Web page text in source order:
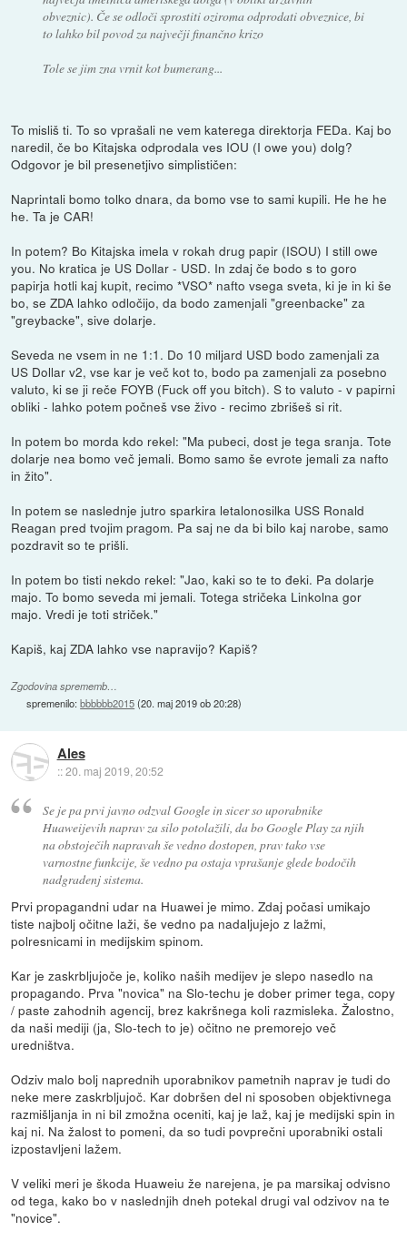
obveznic). Če se odloči sprostiti oziroma odprodati obveznice, bi
to lahko bil povod za največji finančno krizo
Tole se jim zna vrnit kot bumerang...
To misliš ti. To so vprašali ne vem katerega direktorja FEDa. Kaj bo
naredil, če bo Kitajska odprodala ves IOU (I owe you) dolg?
Odgovor je bil presenetjivo simplističen:
Naprintali bomo tolko dnara, da bomo vse to sami kupili. He he he
he. Ta je CAR!
In potem? Bo Kitajska imela v rokah drug papir (ISOU) I still owe
you. No kratica je US Dollar - USD. In zdaj če bodo s to goro
papirja hotli kaj kupit, recimo *VSO* nafto vsega sveta, ki je in ki še
bo, se ZDA lahko odločijo, da bodo zamenjali "greenbacke" za
"greybacke", sive dolarje.
Seveda ne vsem in ne 1:1. Do 10 miljard USD bodo zamenjali za
US Dollar v2, vse kar je več kot to, bodo pa zamenjali za posebno
valuto, ki se ji reče FOYB (Fuck off you bitch). S to valuto - v papirni
obliki - lahko potem počneš vse živo - recimo zbrišeš si rit.
In potem bo morda kdo rekel: "Ma pubeci, dost je tega sranja. Tote
dolarje nea bomo več jemali. Bomo samo še evrote jemali za nafto
in žito".
In potem se naslednje jutro sparkira letalonosilka USS Ronald
Reagan pred tvojim pragom. Pa saj ne da bi bilo kaj narobe, samo
pozdravit so te prišli.
In potem bo tisti nekdo rekel: "Jao, kaki so te to đeki. Pa dolarje
majo. To bomo seveda mi jemali. Totega stričeka Linkolna gor
majo. Vredi je toti striček."
Kapiš, kaj ZDA lahko vse napravijo? Kapiš?
Zgodovina sprememb…
spremenilo:bbbbbb2015(20. maj 2019 ob 20:28)
Ales
::20. maj 2019, 20:52
Se je pa prvi javno odzval Google in sicer so uporabnike
Huaweijevih naprav za silo potolažili, da bo Google Play za njih
na obstoječih napravah še vedno dostopen, prav tako vse
varnostne funkcije, še vedno pa ostaja vprašanje glede bodočih
nadgradenj sistema.
Prvi propagandni udar na Huawei je mimo. Zdaj počasi umikajo
tiste najbolj očitne laži, še vedno pa nadaljujejo z lažmi,
polresnicami in medijskim spinom.
Kar je zaskrbljujoče je, koliko naših medijev je slepo nasedlo na
propagando. Prva "novica" na Slo-techu je dober primer tega, copy
/ paste zahodnih agencij, brez kakršnega koli razmisleka. Žalostno,
da naši mediji (ja, Slo-tech to je) očitno ne premorejo več
uredništva.
Odziv malo bolj naprednih uporabnikov pametnih naprav je tudi do
neke mere zaskrbljujoč. Kar dobršen del ni sposoben objektivnega
razmišljanja in ni bil zmožna oceniti, kaj je laž, kaj je medijski spin in
kaj ni. Na žalost to pomeni, da so tudi povprečni uporabniki ostali
izpostavljeni lažem.
V veliki meri je škoda Huaweiu že narejena, je pa marsikaj odvisno
od tega, kako bo v naslednjih dneh potekal drugi val odzivov na te
"novice".